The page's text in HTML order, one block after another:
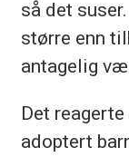
så det
større enn
antagelig
Det
adoptert